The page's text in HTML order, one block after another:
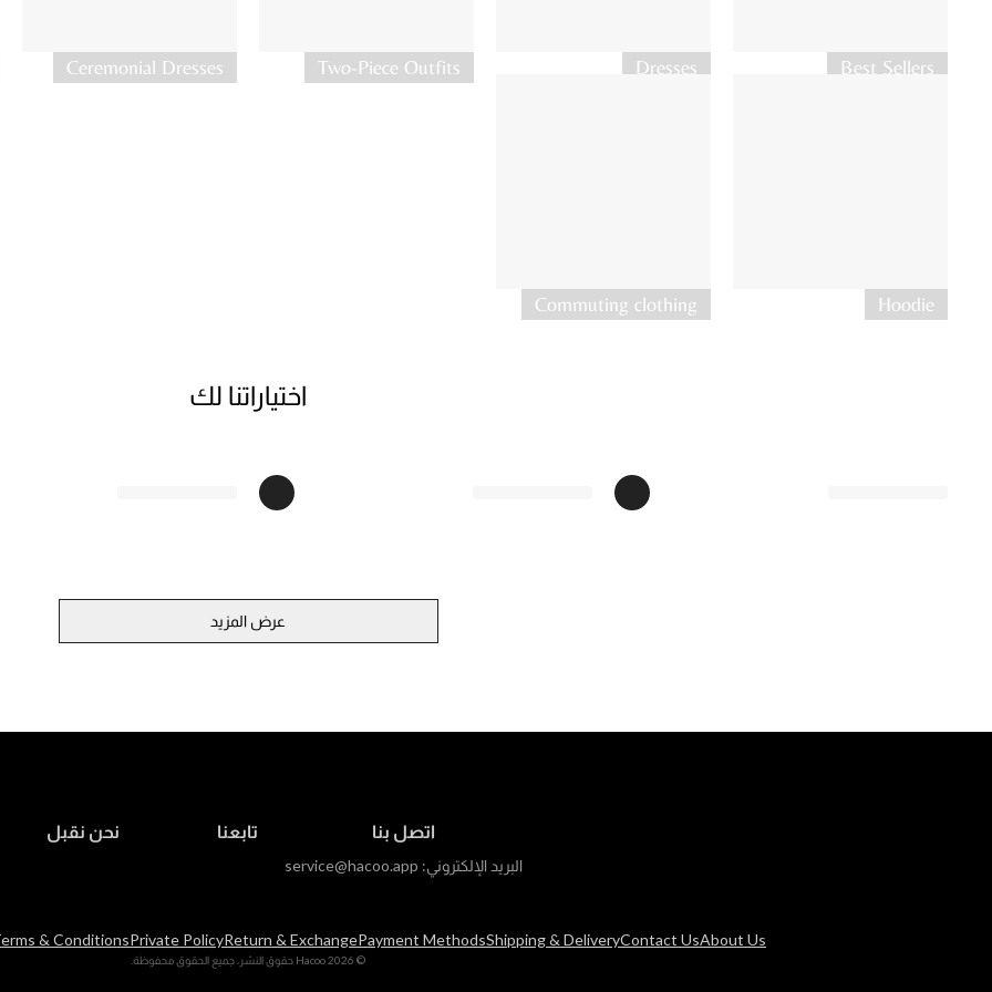
Best Sellers
Dresses
Two-Piece Outfits
Ceremonial Dresses
Hoodie
Commuting clothing
اختياراتنا لك
عرض المزيد
اتصل بنا
البريد الإلكتروني: service@hacoo.app
تابعنا نحن نقبل
About Us
Contact Us
Shipping & Delivery
Payment Methods
Return & Exchange
Private Policy
& Conditions
© 2026 Hacoo حقوق النشر، جميع الحقوق محفوظة.